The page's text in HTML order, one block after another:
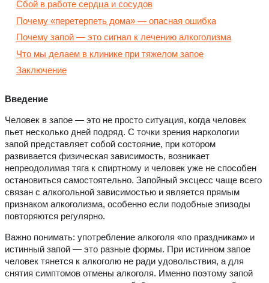
Сбой в работе сердца и сосудов
Почему «перетерпеть дома» — опасная ошибка
Почему запой — это сигнал к лечению алкоголизма
Что мы делаем в клинике при тяжелом запое
Заключение
Введение
Человек в запое — это не просто ситуация, когда человек
пьет несколько дней подряд. С точки зрения наркологии
запой представляет собой состояние, при котором
развивается физическая зависимость, возникает
непреодолимая тяга к спиртному и человек уже не способен
остановиться самостоятельно. Запойный эксцесс чаще всего
связан с алкогольной зависимостью и является прямым
признаком алкоголизма, особенно если подобные эпизоды
повторяются регулярно.
Важно понимать: употребление алкоголя «по праздникам» и
истинный запой — это разные формы. При истинном запое
человек тянется к алкоголю не ради удовольствия, а для
снятия симптомов отмены алкоголя. Именно поэтому запой